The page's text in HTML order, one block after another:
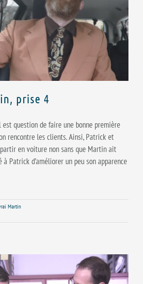
prise 4
est question de faire une bonne première
rencontre les clients. Ainsi, Patrick et
en voiture non sans que Martin ait
à Patrick d’améliorer un peu son apparence
Martin